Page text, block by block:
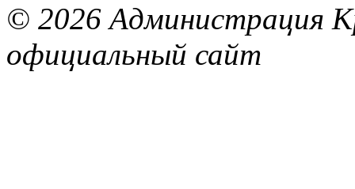
© 2026 Администрация
официальный сайт